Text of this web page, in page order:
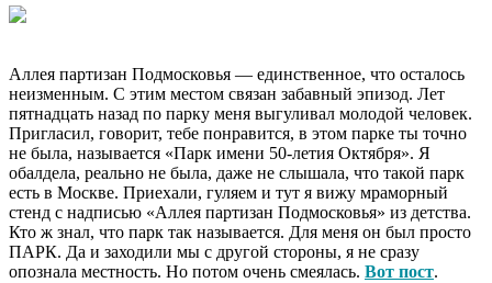
Аллея партизан Подмосковья — единственное, что осталось
неизменным. С этим местом связан забавный эпизод. Лет
пятнадцать назад по парку меня выгуливал молодой человек.
Пригласил, говорит, тебе понравится, в этом парке ты точно
не была, называется «Парк имени 50-летия Октября». Я
обалдела, реально не была, даже не слышала, что такой парк
есть в Москве. Приехали, гуляем и тут я вижу мраморный
стенд с надписью «Аллея партизан Подмосковья» из детства.
Кто ж знал, что парк так называется. Для меня он был просто
ПАРК. Да и заходили мы с другой стороны, я не сразу
опознала местность. Но потом очень смеялась. Вот пост.